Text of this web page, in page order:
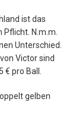
ist das
Pflicht. N.m.m.
Unterschied.
Victor sind
€ pro Ball.
gelben